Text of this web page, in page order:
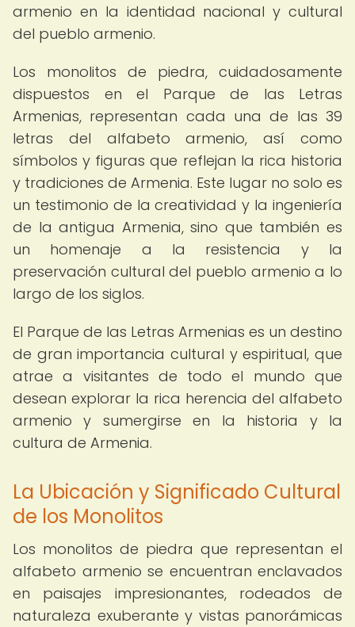
armenio en la identidad nacional y cultural
del pueblo armenio.
Los monolitos de piedra, cuidadosamente
dispuestos en el Parque de las Letras
Armenias, representan cada una de las 39
letras del alfabeto armenio, así como
símbolos y figuras que reflejan la rica historia
y tradiciones de Armenia. Este lugar no solo es
un testimonio de la creatividad y la ingeniería
de la antigua Armenia, sino que también es
un homenaje a la resistencia y la
preservación cultural del pueblo armenio a lo
largo de los siglos.
El Parque de las Letras Armenias es un destino
de gran importancia cultural y espiritual, que
atrae a visitantes de todo el mundo que
desean explorar la rica herencia del alfabeto
armenio y sumergirse en la historia y la
cultura de Armenia.
La Ubicación y Significado Cultural
de los Monolitos
Los monolitos de piedra que representan el
alfabeto armenio se encuentran enclavados
en paisajes impresionantes, rodeados de
naturaleza exuberante y vistas panorámicas